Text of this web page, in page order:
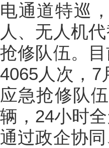
电通道特巡
人、无人机
抢修队伍。
4065人次，7
应急抢修队
辆，24小时
通过政企协